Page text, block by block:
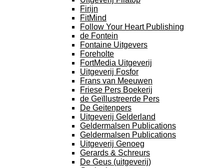
Firijn
FitMind
Follow Your Heart Publishing
de Fontein
Fontaine Uitgevers
Foreholte
FortMedia Uitgeverij
Uitgeverij Fosfor
Frans van Meeuwen
Friese Pers Boekerij
de Geïllustreerde Pers
De Geitenpers
Uitgeverij Gelderland
Geldermalsen Publications
Geldermalsen Publications
Uitgeverij Genoeg
Gerards & Schreurs
De Geus (uitgeverij)